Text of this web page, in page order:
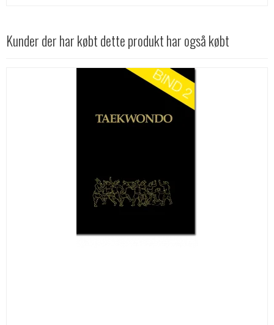
Kunder der har købt dette produkt har også købt